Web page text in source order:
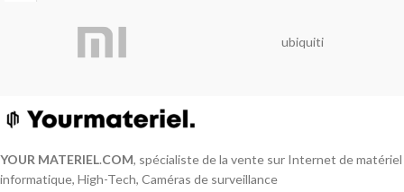
ubiquiti
YOUR MATERIEL.COM, spécialiste de la vente sur Internet de matériel
informatique, High-Tech, Caméras de surveillance